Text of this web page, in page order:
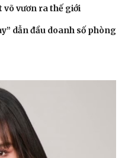
võ vươn ra thế giới
dẫn đầu doanh số phòng